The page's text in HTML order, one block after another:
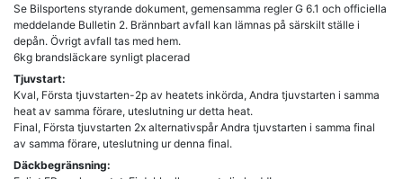
Se Bilsportens styrande dokument, gemensamma regler G 6.1 och officiella
meddelande Bulletin 2. Brännbart avfall kan lämnas på särskilt ställe i
depån. Övrigt avfall tas med hem.
6kg brandsläckare synligt placerad
Tjuvstart:
Kval, Första tjuvstarten-2p av heatets inkörda, Andra tjuvstarten i samma
heat av samma förare, uteslutning ur detta heat.
Final, Första tjuvstarten 2x alternativspår Andra tjuvstarten i samma final
av samma förare, uteslutning ur denna final.
Däckbegränsning: